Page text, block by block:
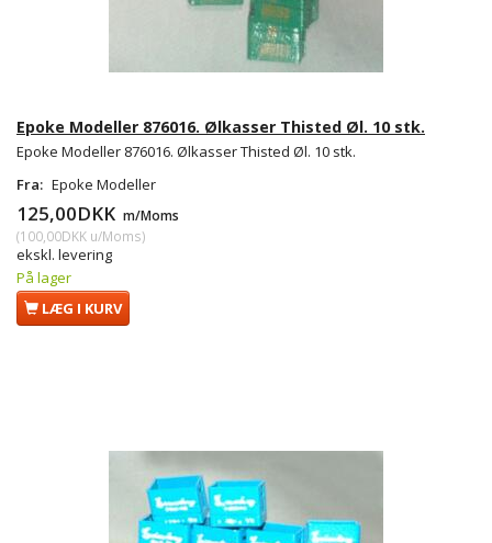
Epoke Modeller 876016. Ølkasser Thisted Øl. 10 stk.
Epoke Modeller 876016. Ølkasser Thisted Øl. 10 stk.
Fra: Epoke Modeller
125,00DKK m/Moms
(100,00DKK u/Moms)
ekskl. levering
På lager
LÆG I KURV